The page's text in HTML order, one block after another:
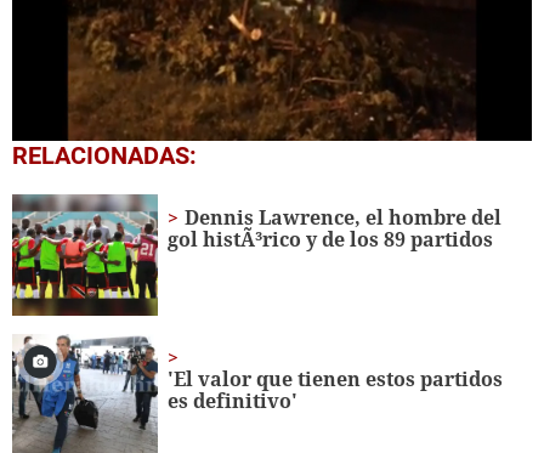
0
seconds
19
seconds
RELACIONADAS:
Dennis Lawrence, el hombre del
gol histÃ³rico y de los 89 partidos
'El valor que tienen estos partidos
es definitivo'